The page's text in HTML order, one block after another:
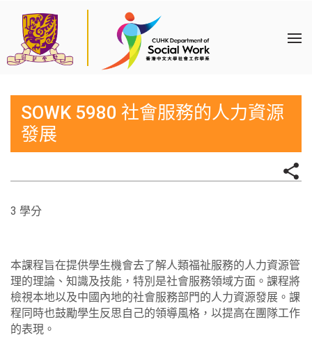
SOWK 5980 社會服務的人力資源
發展
3 學分
本課程旨在提供學生機會去了解人類福祉服務的人力資源管
理的理論、知識及技能，特別是社會服務領域方面。課程將
檢視本地以及中國內地的社會服務部門的人力資源發展。課
程同時也鼓勵學生反思自己的領導風格，以提高在團隊工作
的表現。